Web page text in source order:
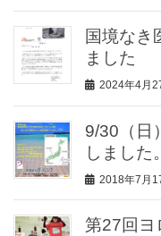
国境なき
ました
2024年4月
9/30（日
しました。
2018年7月
第27回ヨ